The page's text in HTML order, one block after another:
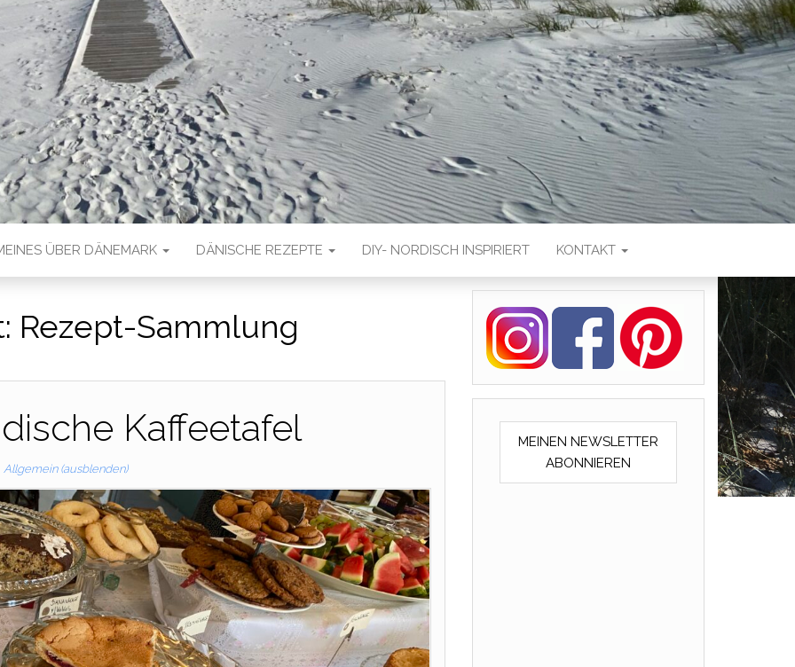
ÜBER DÄNEMARK DÄNISCHE REZEPTE DIY- NORDISCH INSPIRIERT KONTAKT
Rezept-Sammlung
Kaffeetafel
Allgemein (ausblenden)
MEINEN NEWSLETTER
ABONNIEREN